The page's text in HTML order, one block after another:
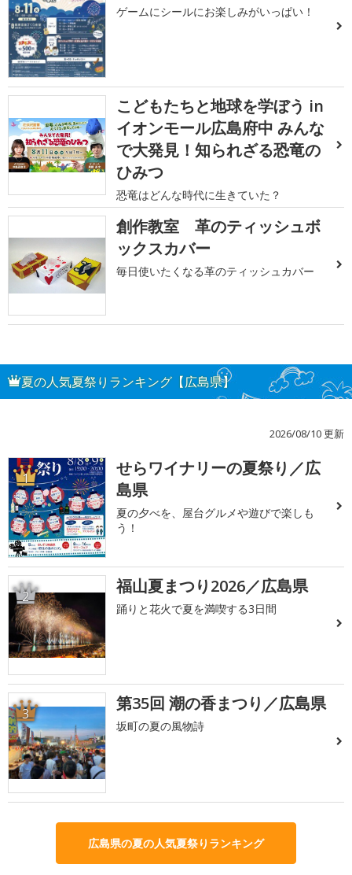
ゲームにシールにお楽しみがいっぱい！
こどもたちと地球を学ぼう in
イオンモール広島府中 みんな
で大発見！知られざる恐竜の
ひみつ
恐竜はどんな時代に生きていた？
創作教室 革のティッシュボ
ックスカバー
毎日使いたくなる革のティッシュカバー
夏の人気夏祭りランキング【広島県】
2026/08/10 更新
1
せらワイナリーの夏祭り／広
島県
夏の夕べを、屋台グルメや遊びで楽しも
う！
2 福山夏まつり2026／広島県
踊りと花火で夏を満喫する3日間
3 第35回 潮の香まつり／広島県
坂町の夏の風物詩
広島県の夏の人気夏祭りランキング